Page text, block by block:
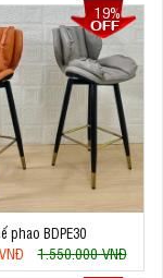
19%
phao BDPE30
1.550.000 VNĐ